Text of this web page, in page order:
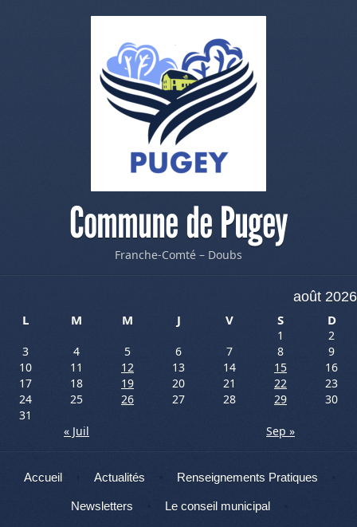
Commune de Pugey
Franche-Comté – Doubs
août 2026
L
M M J V S D
1
2
3
4 5 6 7 8
9
10
11 12 13 14 15
16
17
18 19 20 21 22
23
24
25 26 27 28 29
30
31
« Juil
Sep »
Menu
Aller au contenu
Accueil Actualités Renseignements Pratiques
Newsletters Le conseil municipal